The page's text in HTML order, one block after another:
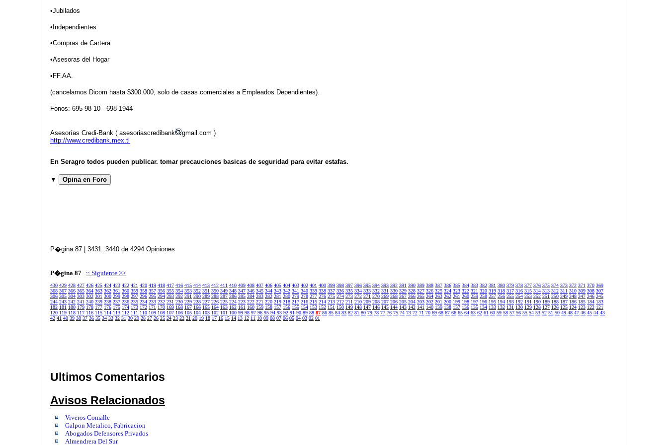
•Jubilados
•Independientes
•Compras de Cartera
•Asesoras del Hogar
•FF.AA.
(cancelamos Dicom hasta $300.000, solo de casas comerciales a Empleados Dependientes).
Fonos: 695 98 10 - 698 1944
Asesorías Credi-Bank ( asesoriascredibank
gmail.com )
http://www.credibank.mex.tl
En Seragro todos pueden publicar. tomar precauciones basicas de seguridad para evitar estafas.
▼ Opina en Foro
P�gina 87 | 3431..3440 de 4294 Opiniones
P�gina 87 :: Siguiente >>
430 429 428 427 426 425 424 423 422 421 420 419 418 417 416 415 414 413 412 411 410 409 408 407 406 405 404 403 402 401 400 399 398 397 396 395 394 393 392 391 390 389 388 387 386 385 384 383 382 381 380 379 378 377 376 375 374 373 372 371 370 369
368 367 366 365 364 363 362 361 360 359 358 357 356 355 354 353 352 351 350 349 348 347 346 345 344 343 342 341 340 339 338 337 336 335 334 333 332 331 330 329 328 327 326 325 324 323 322 321 320 319 318 317 316 315 314 313 312 311 310 309 308 307
306 305 304 303 302 301 300 299 298 297 296 295 294 293 292 291 290 289 288 287 286 285 284 283 282 281 280 279 278 277 276 275 274 273 272 271 270 269 268 267 266 265 264 263 262 261 260 259 258 257 256 255 254 253 252 251 250 249 248 247 246 245
244 243 242 241 240 239 238 237 236 235 234 233 232 231 230 229 228 227 226 225 224 223 222 221 220 219 218 217 216 215 214 213 212 211 210 209 208 207 206 205 204 203 202 201 200 199 198 197 196 195 194 193 192 191 190 189 188 187 186 185 184 183
182 181 180 179 178 177 176 175 174 173 172 171 170 169 168 167 166 165 164 163 162 161 160 159 158 157 156 155 154 153 152 151 150 149 148 147 146 145 144 143 142 141 140 139 138 137 136 135 134 133 132 131 130 129 128 127 126 125 124 123 122 121
120 119 118 117 116 115 114 113 112 111 110 109 108 107 106 105 104 103 102 101 100 99 98 97 96 95 94 93 92 91 90 89 88 87 86 85 84 83 82 81 80 79 78 77 76 75 74 73 72 71 70 69 68 67 66 65 64 63 62 61 60 59 58 57 56 55 54 53 52 51 50 49 48 47 46 45 44 43
42 41 40 39 38 37 36 35 34 33 32 31 30 29 28 27 26 25 24 23 22 21 20 19 18 17 16 15 14 13 12 11 10 09 08 07 06 05 04 03 02 01
Ultimos Comentarios
Avisos Relacionados
Viveros Comalle
Galpon Metalico, Fabricacion
Abogados Defensores Privados
Almendrera Del Sur